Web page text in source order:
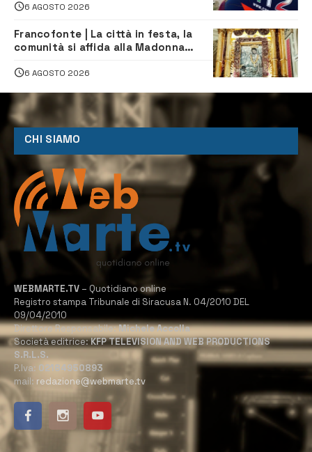
6 AGOSTO 2026
Francofonte | La città in festa, la
comunità si affida alla Madonna
6 AGOSTO 2026
CHI SIAMO
WEBMARTE.TV – Quotidiano online
Registro stampa Tribunale di Siracusa N. 04/2010 DEL
09/04/2010
Direttore Responsabile:Michele Accolla
Società editrice:KFP TELEVISION AND WEB PRODUCTIONS
S.R.L.S.
P.Iva: 02184950893
mail: redazione@webmarte.tv